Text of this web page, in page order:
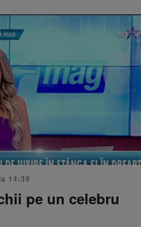
14:39
pe un celebru